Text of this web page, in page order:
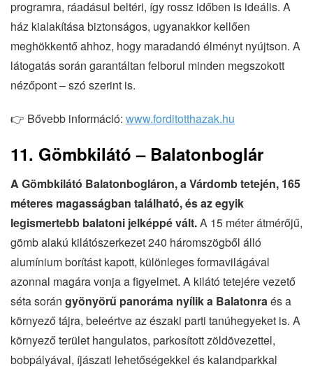
programra, ráadásul beltéri, így rossz időben is ideális. A
ház kialakítása biztonságos, ugyanakkor kellően
meghökkentő ahhoz, hogy maradandó élményt nyújtson. A
látogatás során garantáltan felborul minden megszokott
nézőpont – szó szerint is.
👉 Bővebb információ: www.forditotthazak.hu
11. Gömbkilátó – Balatonboglár
A Gömbkilátó Balatonbogláron, a Várdomb tetején, 165
méteres magasságban található, és az egyik
legismertebb balatoni jelképpé vált.A 15 méter átmérőjű,
gömb alakú kilátószerkezet 240 háromszögből álló
alumínium borítást kapott, különleges formavilágával
azonnal magára vonja a figyelmet. A kilátó tetejére vezető
séta során gyönyörű panoráma nyílik a Balatonraés a
környező tájra, beleértve az északi parti tanúhegyeket is. A
környező terület hangulatos, parkosított zöldövezettel,
bobpályával, íjászati lehetőségekkel és kalandparkkal